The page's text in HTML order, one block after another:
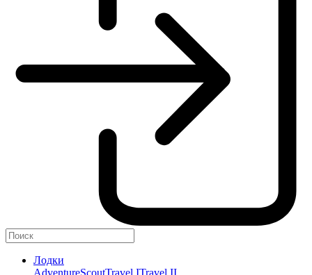
Лодки
AdventureScoutTravel ITravel II